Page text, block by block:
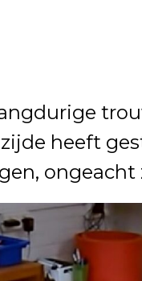
heeft